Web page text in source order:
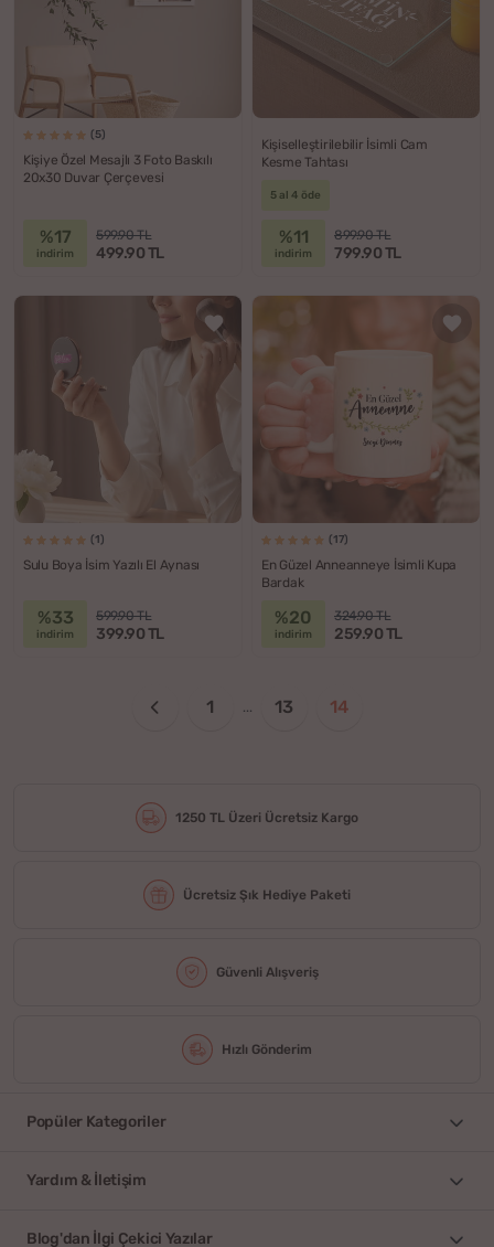
(5)
Kişiye Özel Mesajlı 3 Foto Baskılı
20x30 Duvar Çerçevesi
%17
indirim
599.90 TL
499.90 TL
Kişiselleştirilebilir İsimli Cam
Kesme Tahtası
5 al 4 öde
%11
indirim
899.90 TL
799.90 TL
(1)
Sulu Boya İsim Yazılı El Aynası
%33
indirim
599.90 TL
399.90 TL
(17)
En Güzel Anneanneye İsimli Kupa
Bardak
%20
indirim
324.90 TL
259.90 TL
1 13 14
1250 TL Üzeri Ücretsiz Kargo
Ücretsiz Şık Hediye Paketi
Güvenli Alışveriş
Hızlı Gönderim
Popüler Kategoriler
Yardım & İletişim
Blog'dan İlgi Çekici Yazılar